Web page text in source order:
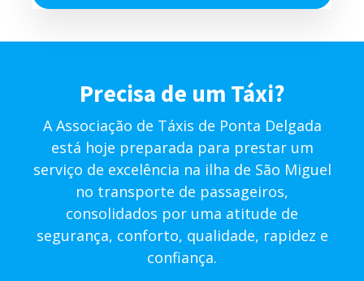
Precisa de um Táxi?
A Associação de Táxis de Ponta Delgada
está hoje preparada para prestar um
serviço de excelência na ilha de São Miguel
no transporte de passageiros,
consolidados por uma atitude de
segurança, conforto, qualidade, rapidez e
confiança.